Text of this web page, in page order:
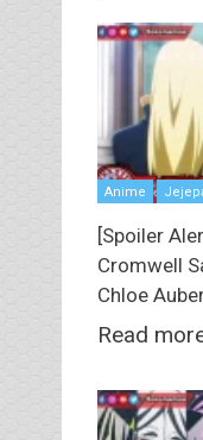
Anime
[Spoiler
Cromwell
Chloe
Read